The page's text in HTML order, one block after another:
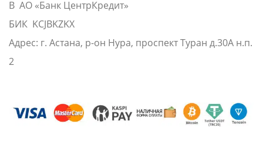
В АО «Банк ЦентрКредит»
БИК KCJBKZKX
Адрес: г. Астана, р-он Нура, проспект Туран д.30А н.п.
2